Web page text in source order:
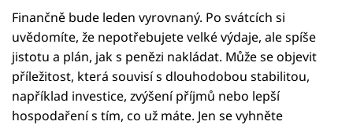
Finančně bude leden vyrovnaný. Po svátcích si
uvědomíte, že nepotřebujete velké výdaje, ale spíše
jistotu a plán, jak s penězi nakládat. Může se objevit
příležitost, která souvisí s dlouhodobou stabilitou,
například investice, zvýšení příjmů nebo lepší
hospodaření s tím, co už máte. Jen se vyhněte